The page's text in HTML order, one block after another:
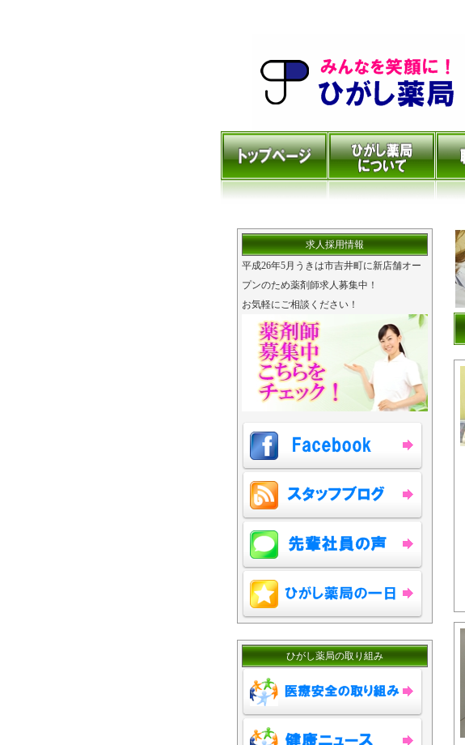
求人採用情報
平成26年5月うきは市吉井町に新店舗オー
プンのため薬剤師求人募集中！
お気軽にご相談ください！
ひがし薬局の取り組み